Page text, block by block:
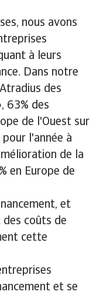
nous avons
à leurs
Dans notre
des
63% des
de l'Ouest sur
l'année à
de la
en Europe de
et
coûts de
cette
et se